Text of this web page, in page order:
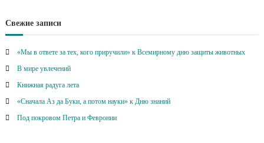
Свежие записи
«Мы в ответе за тех, кого приручили» к Всемирному дню защиты животных
В мире увлечений
Книжная радуга лета
«Сначала Аз да Буки, а потом науки» к Дню знаний
Под покровом Петра и Февронии